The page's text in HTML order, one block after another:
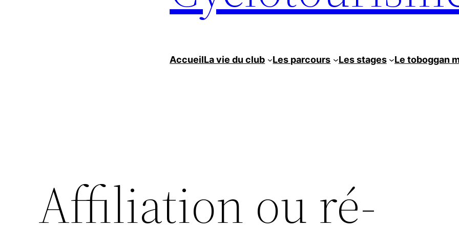
AccueilLa vie du club Les parcours Les stages Le toboggan
Affiliation ou ré-